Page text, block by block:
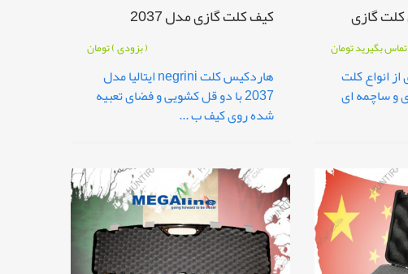
گازی
تماس بگیریدتومان
انواع کلت
و ساچمه ای
کیف کلت گازی مدل 2037
( بزودی )تومان
هاردکیس کلت negrini ایتالیا مدل
2037 با دو قل کشویی و فضای تعبیه
شده روی کیف ب ...